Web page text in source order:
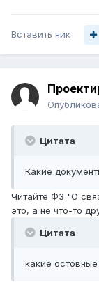
Вставить ник
Цитата
Какие
Читайте ФЗ "О
это, а не что-то
Цитата
какие остовные